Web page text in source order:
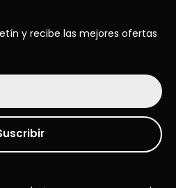
y recibe las mejores ofertas